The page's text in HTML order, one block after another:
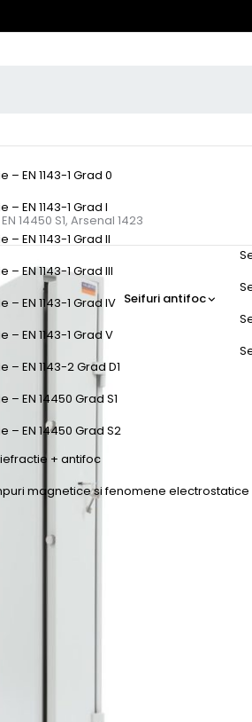
EN 1143-1 Grad 0
EN 1143-1 Grad I
EN 1143-1 Grad II
EN 1143-1 Grad III
EN 1143-1 Grad IV
EN 1143-1 Grad V
EN 1143-2 Grad D1
EN 14450 Grad S1
– EN 14450 Grad S2
Seifuri antifoc
+ antifoc
magnetice si fenomene electrostatice
14450 S1, Arsenal 1423